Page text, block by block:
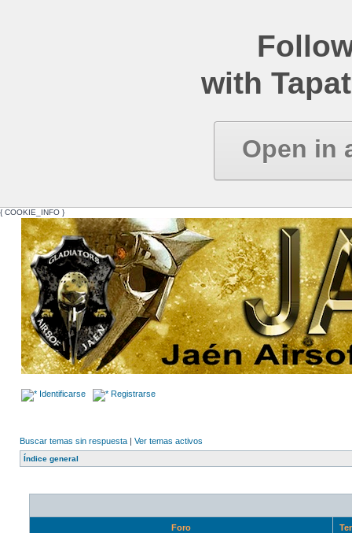
with
Open in
{ COOKIE_INFO }
Identificarse Registrarse
Buscar temas sin respuesta | Ver temas activos
Índice general
Foro